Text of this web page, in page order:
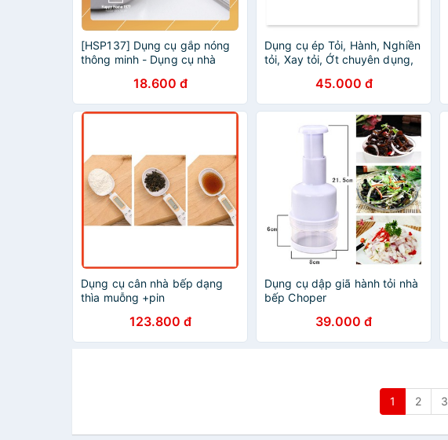
[HSP137] Dụng cụ gắp nóng
thông minh - Dụng cụ nhà
18.600 đ
Dụng cụ ép Tỏi, Hành, Nghiền
tỏi, Xay tỏi, Ớt chuyên dụng,
45.000 đ
Dụng cụ cân nhà bếp dạng
thìa muỗng +pin
123.800 đ
Dụng cụ dập giã hành tỏi nhà
bếp Choper
39.000 đ
1 2 3